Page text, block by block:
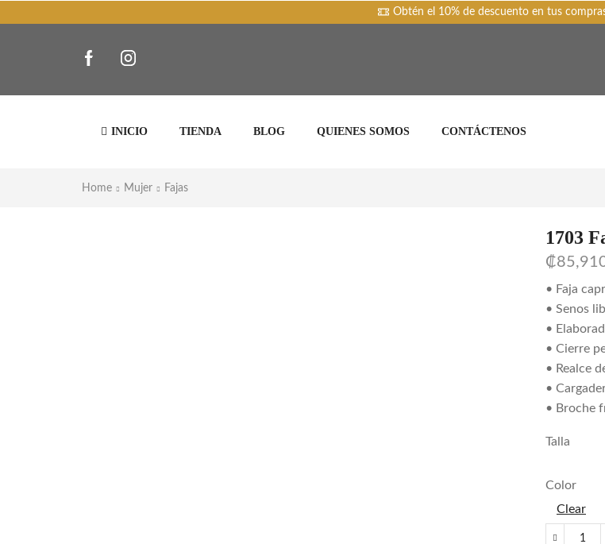
Obtén el 10% de descuento en tus
INICIO TIENDA BLOG QUIENES SOMOS CONTÁCTENOS
Home Mujer Fajas
1703
₡
• Faja
• Senos
•
• Cierre
• Realce
•
• Broche
Talla
Color
Clear